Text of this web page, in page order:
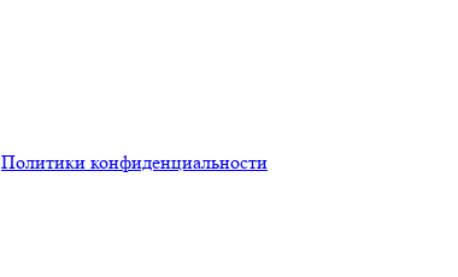
Политики конфиденциальности